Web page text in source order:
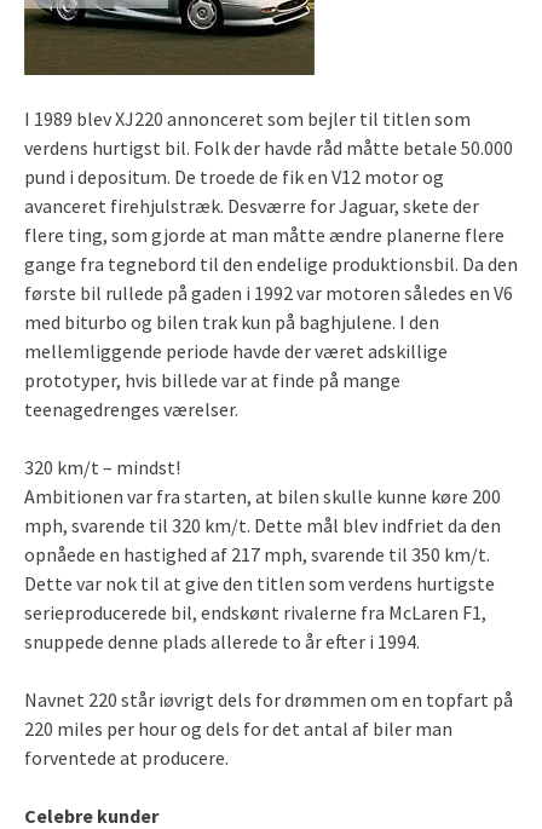
I 1989 blev XJ220 annonceret som bejler til titlen som
verdens hurtigst bil. Folk der havde råd måtte betale 50.000
pund i depositum. De troede de fik en V12 motor og
avanceret firehjulstræk. Desværre for Jaguar, skete der
flere ting, som gjorde at man måtte ændre planerne flere
gange fra tegnebord til den endelige produktionsbil. Da den
første bil rullede på gaden i 1992 var motoren således en V6
med biturbo og bilen trak kun på baghjulene. I den
mellemliggende periode havde der været adskillige
prototyper, hvis billede var at finde på mange
teenagedrenges værelser.
320 km/t – mindst!
Ambitionen var fra starten, at bilen skulle kunne køre 200
mph, svarende til 320 km/t. Dette mål blev indfriet da den
opnåede en hastighed af 217 mph, svarende til 350 km/t.
Dette var nok til at give den titlen som verdens hurtigste
serieproducerede bil, endskønt rivalerne fra McLaren F1,
snuppede denne plads allerede to år efter i 1994.
Navnet 220 står iøvrigt dels for drømmen om en topfart på
220 miles per hour og dels for det antal af biler man
forventede at producere.
Celebre kunder